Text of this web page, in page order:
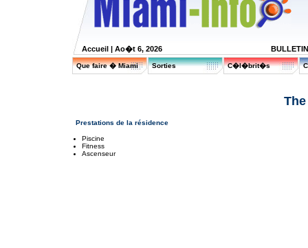
Accueil | Ao�t 6, 2026
Que faire � Miami Sorties C�l�brit�s
Prestations de la résidence
Piscine
Fitness
Ascenseur